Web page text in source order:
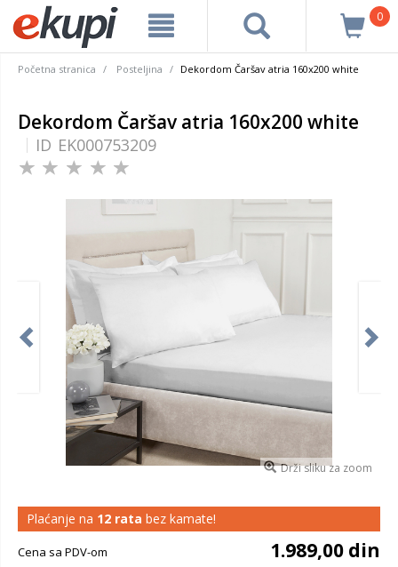
0
Početna stranica Posteljina Dekordom Čaršav atria 160x200 white
Dekordom Čaršav atria 160x200 white
ID EK000753209
Drži sliku za zoom
Plaćanje na 12 rata bez kamate!
Cena sa PDV-om 1.989,00 din